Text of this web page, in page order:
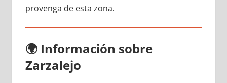
provenga dе esta zona.
🌍 Información sobre
Zarzalejo